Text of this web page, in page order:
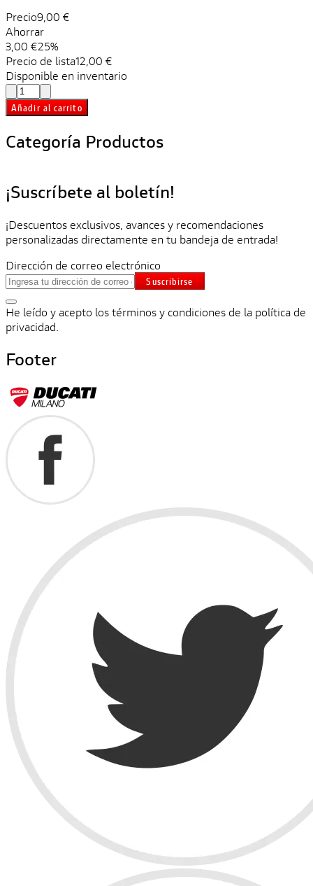
Precio9,00 €
Ahorrar
3,00 €25%
Precio de lista12,00 €
Disponible en inventario
Añadir al carrito
Categoría Productos
¡Suscríbete al boletín!
¡Descuentos exclusivos, avances y recomendaciones
personalizadas directamente en tu bandeja de entrada!
Dirección de correo electrónico
Suscribirse
He leído y acepto los términos y condiciones de la política de
privacidad.
Footer